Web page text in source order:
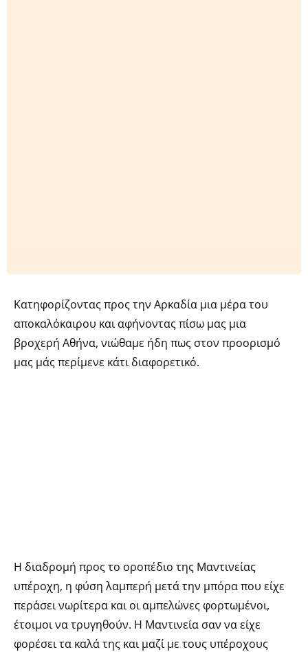
Κατηφορίζοντας προς την Αρκαδία μια μέρα του
αποκαλόκαιρου και αφήνοντας πίσω μας μια
βροχερή Αθήνα, νιώθαμε ήδη πως στον προορισμό
μας μάς περίμενε κάτι διαφορετικό.
Η διαδρομή προς το οροπέδιο της Μαντινείας
υπέροχη, η φύση λαμπερή μετά την μπόρα που είχε
περάσει νωρίτερα και οι αμπελώνες φορτωμένοι,
έτοιμοι να τρυγηθούν. Η Μαντινεία σαν να είχε
φορέσει τα καλά της και μαζί με τους υπέροχους